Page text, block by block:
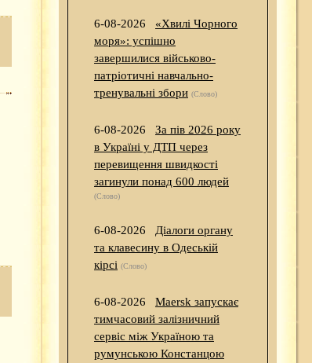
6-08-2026
«Хвилі Чорного
моря»: успішно
завершилися військово-
патріотичні навчально-
тренувальні збори (Слово)
6-08-2026
За пів 2026 року
в Україні у ДТП через
перевищення швидкості
загинули понад 600 людей
(Слово)
6-08-2026
Діалоги органу
та клавесину в Одеській
кірсі (Слово)
6-08-2026
Maersk запускає
тимчасовий залізничний
сервіс між Україною та
румунською Констанцою